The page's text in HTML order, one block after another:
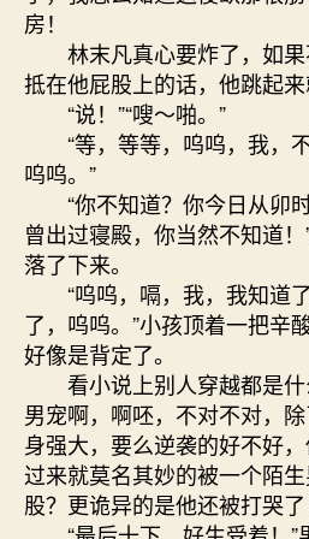
房！
林末凡真心要炸了，如果
抵在他屁股上的话，他跳起来
“说！”“嗖～啪。”
“等，等等，呜呜，我，不
呜呜。”
“你不知道？你今日从卯
曾出过寝殿，你当然不知道
落了下来。
“呜呜，嗝，我，我知道
了，呜呜。”小孩顶着一把辛
好像是背定了。
看小说上别人穿越都是什
男宠啊，啊呸，不对不对，
身强大，要么逆袭的好不好
过来就莫名其妙的被一个陌
股？更诡异的是他还被打哭了